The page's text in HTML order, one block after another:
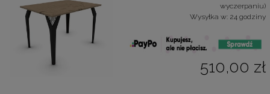
wyczerpaniu)
Wysyłka w: 24 godziny
510,00 zł